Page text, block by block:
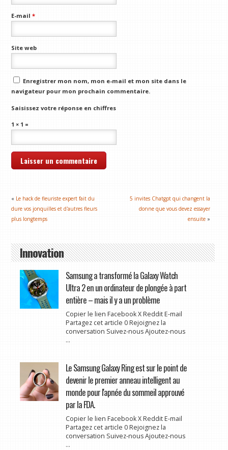
E-mail*
Site web
Enregistrer mon nom, mon e-mail et mon site dans le
navigateur pour mon prochain commentaire.
Saisissez votre réponse en chiffres
1 × 1 =
« Le hack de fleuriste expert fait du
dure vos jonquilles et d'autres fleurs
plus longtemps
5 invites Chatgpt qui changent la
donne que vous devez essayer
ensuite »
Innovation
Samsung a transformé la Galaxy Watch
Ultra 2 en un ordinateur de plongée à part
entière – mais il y a un problème
Copier le lien Facebook X Reddit E-mail
Partagez cet article 0 Rejoignez la
conversation Suivez-nous Ajoutez-nous
...
Le Samsung Galaxy Ring est sur le point de
devenir le premier anneau intelligent au
monde pour l'apnée du sommeil approuvé
par la FDA.
Copier le lien Facebook X Reddit E-mail
Partagez cet article 0 Rejoignez la
conversation Suivez-nous Ajoutez-nous
...